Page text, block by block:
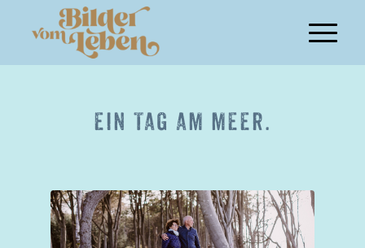
EIN TAG AM MEER.